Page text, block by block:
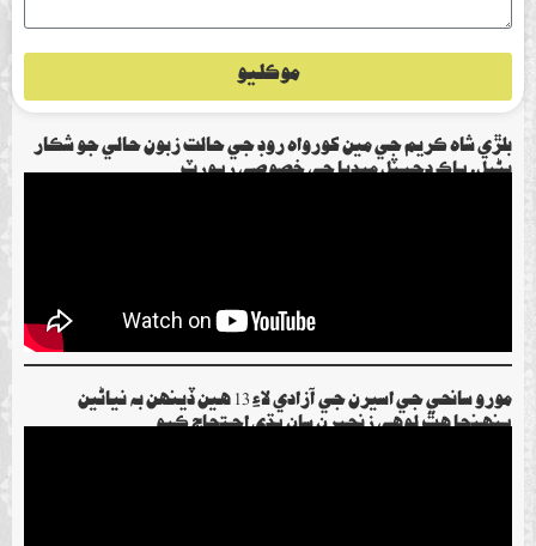
بلڙي شاھ ڪريم جي مين کورواھ روڊ جي حالت زبون حالي جو شڪار
بڻيل، پاڪ ڊجيٽل ميڊيا جي خصوصي رپورٽ
مورو سانحي جي اسيرن جي آزادي لاءِ 13 هين ڏينهن به نياڻين
پنهنجا هٿ لوهي زنجيرن سان ٻڌي احتجاج ڪيو
موڪليو